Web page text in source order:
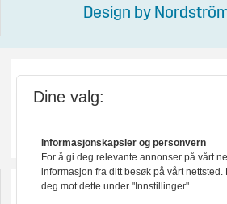
Design by
Dine valg:
Informasjonskapsler og personvern
For å gi deg relevante annonser på vårt
informasjon fra ditt besøk på vårt nettsted.
deg mot dette under "Innstillinger".